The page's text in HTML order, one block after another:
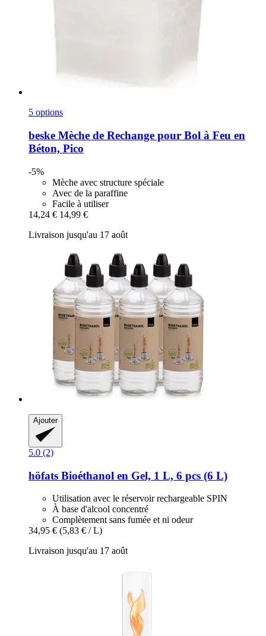
5 options
beske Mèche de Rechange pour Bol à Feu en
Béton, Pico
-5%
Mèche avec structure spéciale
Avec de la paraffine
Facile à utiliser
14,24 € 14,99 €
Livraison jusqu'au 17 août
Ajouter
5.0 (2)
höfats Bioéthanol en Gel, 1 L, 6 pcs (6 L)
Utilisation avec le réservoir rechargeable SPIN
À base d'alcool concentré
Complètement sans fumée et ni odeur
34,95 € (5,83 € / L)
Livraison jusqu'au 17 août